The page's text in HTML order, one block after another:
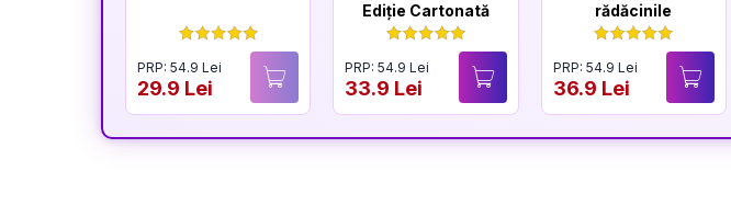
PRP: 54.9 Lei
29.9 Lei
Ediție Cartonată
PRP: 54.9 Lei
33.9 Lei
rădăcinile
PRP: 54.9 Lei
36.9 Lei